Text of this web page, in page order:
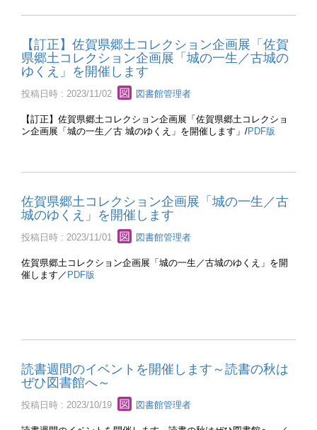
【訂正】佐賀県郷土コレクション企画展「佐賀
県郷土コレクション企画展「城の一生／古城の
ゆくえ」を開催します
投稿日時 : 2023/11/02 図書館管理者
【訂正】佐賀県郷土コレクション企画展「佐賀県郷土コレクショ
ン企画展「城の一生／古 城のゆくえ」を開催します」/PDF版
佐賀県郷土コレクション企画展「城の一生／古
城のゆくえ」を開催します
投稿日時 : 2023/11/01 図書館管理者
佐賀県郷土コレクション企画展「城の一生／古城のゆくえ」を開
催します／ PDF版
読書週間のイベントを開催します～読書の秋は
ぜひ図書館へ～
投稿日時 : 2023/10/19 図書館管理者